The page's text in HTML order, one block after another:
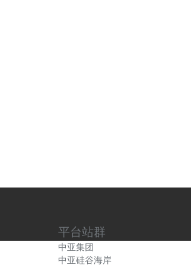
平台站群
中亚集团
中亚硅谷海岸